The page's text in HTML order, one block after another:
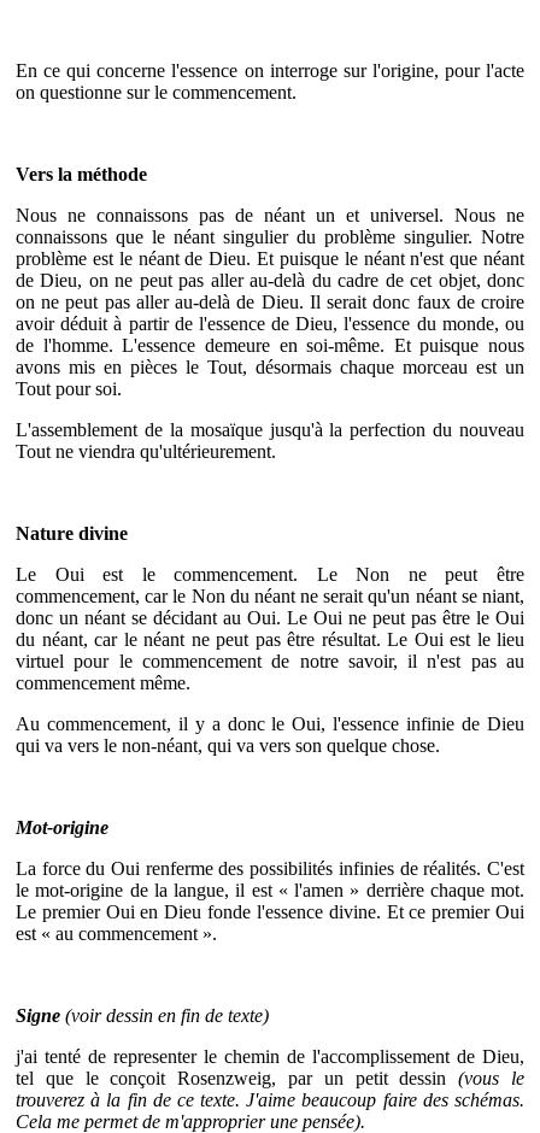
En ce qui concerne l'essence on interroge sur l'origine, pour l'acte
on questionne sur le commencement.
Vers la méthode
Nous ne connaissons pas de néant un et universel. Nous ne
connaissons que le néant singulier du problème singulier. Notre
problème est le néant de Dieu. Et puisque le néant n'est que néant
de Dieu, on ne peut pas aller au-delà du cadre de cet objet, donc
on ne peut pas aller au-delà de Dieu. Il serait donc faux de croire
avoir déduit à partir de l'essence de Dieu, l'essence du monde, ou
de l'homme. L'essence demeure en soi-même. Et puisque nous
avons mis en pièces le Tout, désormais chaque morceau est un
Tout pour soi.
L'assemblement de la mosaïque jusqu'à la perfection du nouveau
Tout ne viendra qu'ultérieurement.
Nature divine
Le Oui est le commencement. Le Non ne peut être
commencement, car le Non du néant ne serait qu'un néant se niant,
donc un néant se décidant au Oui. Le Oui ne peut pas être le Oui
du néant, car le néant ne peut pas être résultat. Le Oui est le lieu
virtuel pour le commencement de notre savoir, il n'est pas au
commencement même.
Au commencement, il y a donc le Oui, l'essence infinie de Dieu
qui va vers le non-néant, qui va vers son quelque chose.
Mot-origine
La force du Oui renferme des possibilités infinies de réalités. C'est
le mot-origine de la langue, il est « l'amen » derrière chaque mot.
Le premier Oui en Dieu fonde l'essence divine. Et ce premier Oui
est « au commencement ».
Signe (voir dessin en fin de texte)
j'ai tenté de representer le chemin de l'accomplissement de Dieu,
tel que le conçoit Rosenzweig, par un petit dessin (vous le
trouverez à la fin de ce texte. J'aime beaucoup faire des schémas.
Cela me permet de m'approprier une pensée).